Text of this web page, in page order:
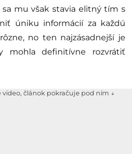
mu však stavia elitný tím s
úniku informácií za každú
no ten najzásadnejší je
mohla definitívne rozvrátiť
video, článok pokračuje pod ním ↓